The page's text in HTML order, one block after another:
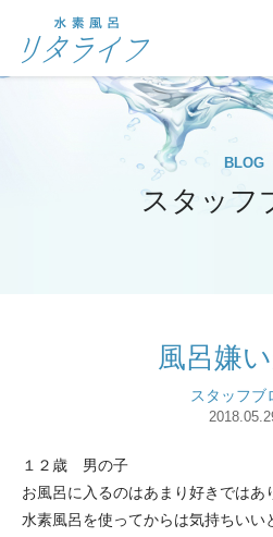
BLOG
スタッフ
風呂嫌い
スタッフブ
１２歳 男の子
お風呂に入るのはあまり好きではあ
水素風呂を使ってからは気持ちいい